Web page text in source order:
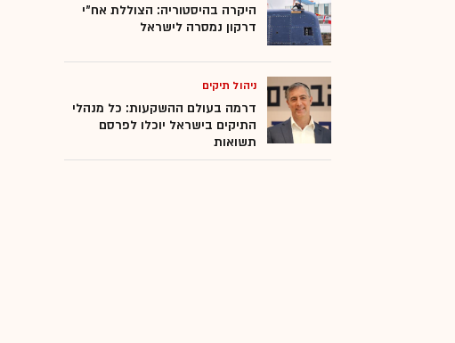
היקרה בהיסטוריה: הצוללת אח"י
דרקון נמסרה לישראל
ניהול תיקים
דרמה בעולם ההשקעות: כל מנהלי
התיקים בישראל יוכלו לפרסם
תשואות